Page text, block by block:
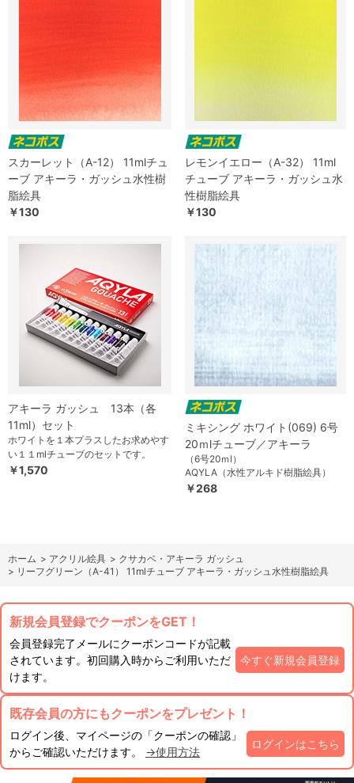
スカーレット（A-12） 11mlチュ
ーブ アキーラ・ガッシュ水性樹
脂絵具
￥130
レモンイエロー（A-32） 11ml
チューブ アキーラ・ガッシュ水
性樹脂絵具
￥130
アキーラ ガッシュ 13本（各
11ml）セット
ホワイトを１本プラスしたお求めやす
い１１mlチューブのセットです。
￥1,570
ミキシング ホワイト(069) 6号
20ｍlチューブ／アキーラ
（6号20ｍl）
AQYLA（水性アルキド樹脂絵具）
￥268
ホーム > アクリル絵具 > クサカベ・アキーラ ガッシュ
> リーフグリーン（A-41） 11mlチューブ アキーラ・ガッシュ水性樹脂絵具
新規会員登録でクーポンをGET！
会員登録完了メールにクーポンコードが記載
されています。初回購入時からご利用いただ
けます。
今すぐ新規会員登録
既存会員の方にもクーポンをプレゼント！
ログイン後、マイページの「クーポンの確認」
からご確認いただけます。 →使用方法
ログインはこちら